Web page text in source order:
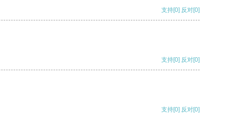
支持[0] 反对[0]
支持[0] 反对[0]
支持[0] 反对[0]